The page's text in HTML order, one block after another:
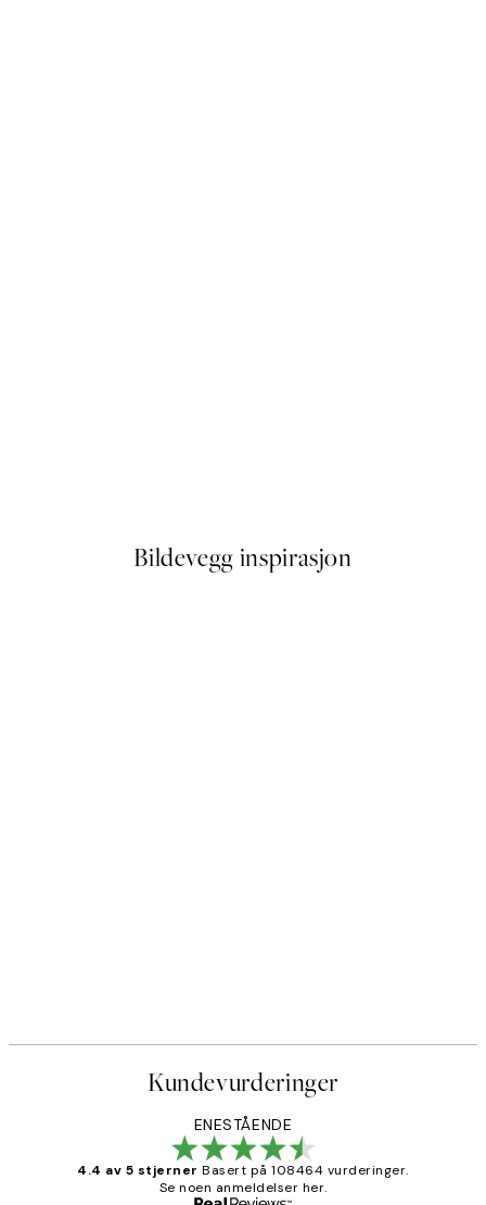
Bildevegg inspirasjon
Kundevurderinger
ENESTÅENDE
4.4 av 5 stjerner Basert på 108464 vurderinger.
Se noen anmeldelser her.